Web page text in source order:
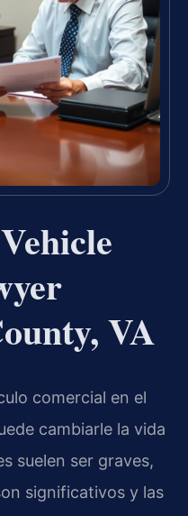
VA
comercial en el
cambiarle la vida
suelen ser graves,
significativos y las